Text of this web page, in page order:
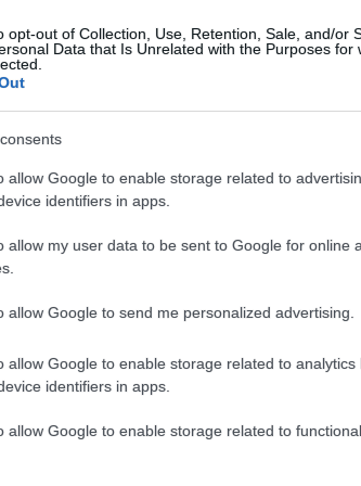
opt-out of Collection, Use, Retention, Sale, and/or
Data that Is Unrelated with the Purposes for
allow Google to enable storage related to
identifiers in apps.
allow my user data to be sent to Google for online
allow Google to send me personalized advertising.
allow Google to enable storage related to analytics
identifiers in apps.
allow Google to enable storage related to
ezoterika élet életmód ezotéria jóslás